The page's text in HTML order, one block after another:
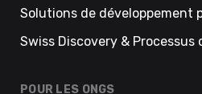
Solutions de développement
Swiss Discovery & Processus
POUR LES ONGS